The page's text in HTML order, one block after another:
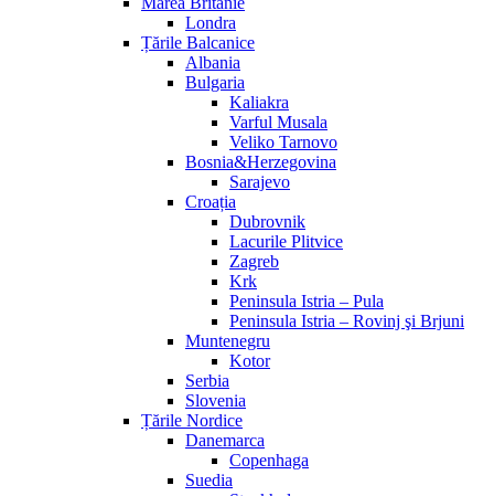
Londra
Țările Balcanice
Albania
Bulgaria
Kaliakra
Varful Musala
Veliko Tarnovo
Bosnia&Herzegovina
Sarajevo
Croația
Dubrovnik
Lacurile Plitvice
Zagreb
Krk
Peninsula Istria – Pula
Peninsula Istria – Rovinj şi Brjuni
Muntenegru
Kotor
Serbia
Slovenia
Țările Nordice
Danemarca
Copenhaga
Suedia